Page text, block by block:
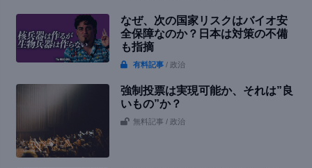
なぜ、次の国家リスクはバイオ安
全保障なのか？日本は対策の不備
も指摘
有料記事 / 政治
強制投票は実現可能か、それは”良
いもの”か？
無料記事 / 政治